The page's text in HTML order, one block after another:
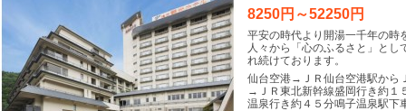
8250円～52250円
平安の時代より開湯一千年の時
人々から「心のふるさと」とし
れ続けております。
仙台空港→ＪＲ仙台空港駅から
→ＪＲ東北新幹線盛岡行き約１
温泉行き約４５分鳴子温泉駅